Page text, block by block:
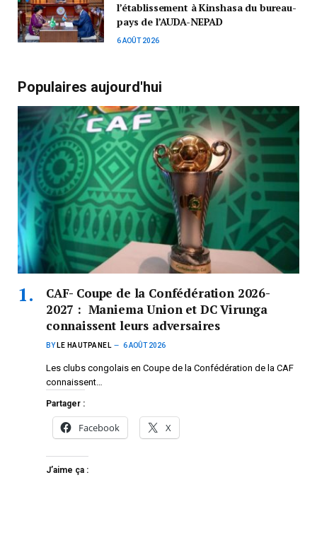
l’établissement à Kinshasa du bureau-
pays de l’AUDA-NEPAD
6 AOÛT 2026
Populaires aujourd'hui
CAF- Coupe de la Confédération 2026-
2027 : Maniema Union et DC Virunga
connaissent leurs adversaires
BY LE HAUTPANEL 6 AOÛT 2026
Les clubs congolais en Coupe de la Confédération de la CAF
connaissent…
Partager :
Facebook X
J’aime ça :